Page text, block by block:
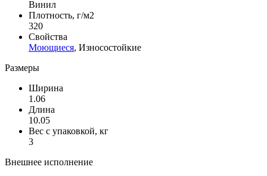
Винил
Плотность, г/м2
320
Свойства
Моющиеся, Износостойкие
Размеры
Ширина
1.06
Длина
10.05
Вес с упаковкой, кг
3
Внешнее исполнение